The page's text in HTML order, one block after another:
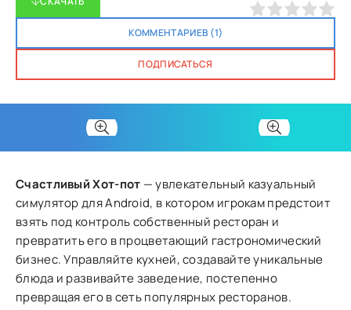
КОММЕНТАРИЕВ (1)
ПОДПИСАТЬСЯ
Счастливый Хот-пот — увлекательный казуальный
симулятор для Android, в котором игрокам предстоит
взять под контроль собственный ресторан и
превратить его в процветающий гастрономический
бизнес. Управляйте кухней, создавайте уникальные
блюда и развивайте заведение, постепенно
превращая его в сеть популярных ресторанов.